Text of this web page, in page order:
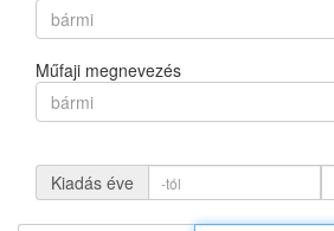
bármi
Műfaji megnevezés
bármi
Kiadás éve